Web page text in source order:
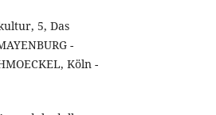
5, Das
-
Köln -